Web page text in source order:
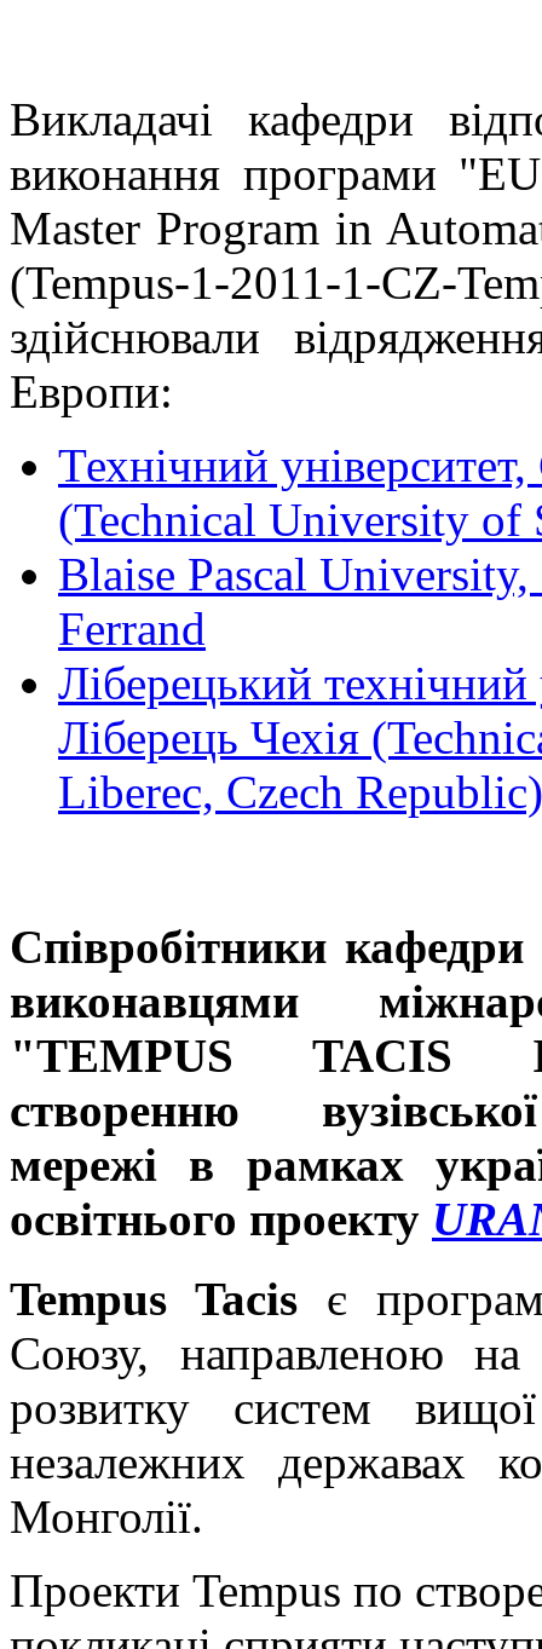
Викладачі кафедри
виконання програми
Master Program in
(Tempus-1-2011-1-CZ-
здійснювали
Европи:
Технічний
(Technical University of
Blaise Pascal
Ferrand
Ліберецький технічний
Ліберець Чехія
Liberec, Czech Republic)
Співробітники
виконавцями
"TEMPUS TACIS
створенню
мережі в рамках
освітнього проекту
Tempus Tacis є
Союзу, направленою на
розвитку систем
незалежних державах
Монголії.
Проекти Tempus по